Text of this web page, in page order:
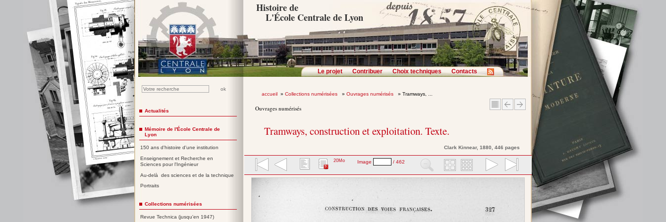
Histoire de
L'École Centrale de Lyon
Le projet Contribuer Choix techniques Contacts
accueil» Collections numérisées » Ouvrages numérisés » Tramways, ...
Ouvrages numérisés
Tramways, construction et exploitation. Texte.
ClarkKinnear, 1880, 446 pages
20Mo Image / 462
Actualités
Mémoire de l'École Centrale de
Lyon
150 ans d'histoire d'une institution
Enseignement et Recherche en
Sciences pour l'Ingénieur
Au-delà des sciences et de la technique
Portraits
Collections numérisées
Revue Technica (jusqu'en 1947)